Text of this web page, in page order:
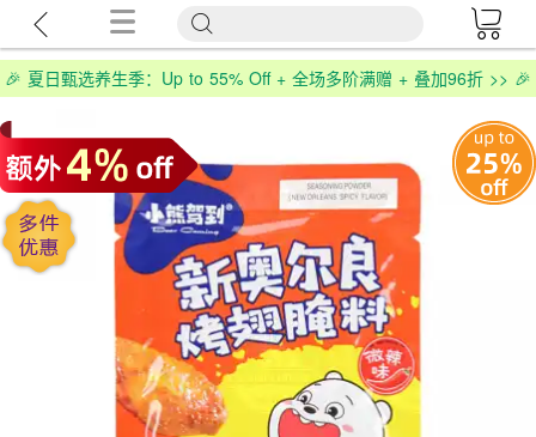
🎉 夏日甄选养生季：Up to 55% Off + 全场多阶满赠 + 叠加96折 >> 🎉